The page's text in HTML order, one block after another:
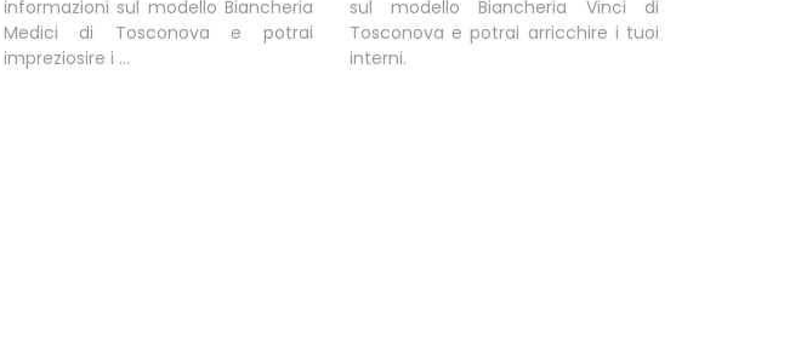
informazioni sul modello Biancheria
Medici di Tosconova e potrai
impreziosire i ...
sul modello Biancheria Vinci di
Tosconova e potrai arricchire i tuoi
interni.